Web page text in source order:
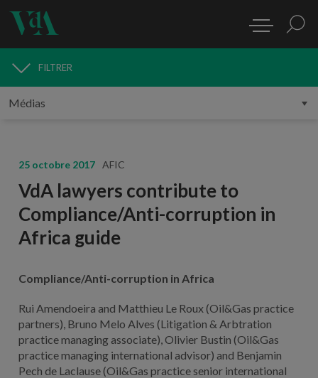
MÉDIAS
FILTRER
25 octobre 2017 AFIC
VdA lawyers contribute to
Compliance/Anti-corruption in
Africa guide
Compliance/Anti-corruption in Africa
Rui Amendoeira and Matthieu Le Roux (Oil&Gas practice
partners), Bruno Melo Alves (Litigation & Arbtration
practice managing associate), Olivier Bustin (Oil&Gas
practice managing international advisor) and Benjamin
Pech de Laclause (Oil&Gas practice senior international